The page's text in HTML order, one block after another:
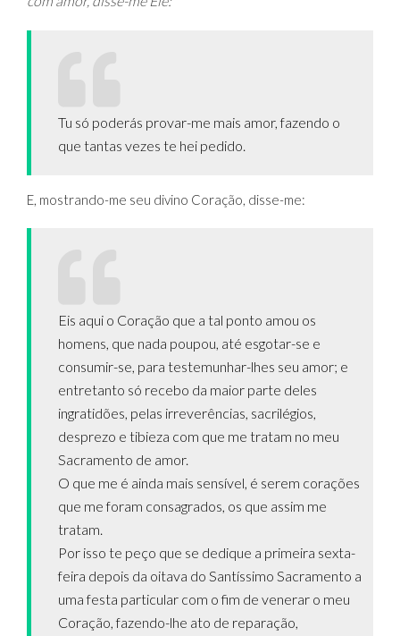
Tu só poderás provar-me mais amor, fazendo o
que tantas vezes te hei pedido.
E, mostrando-me seu divino Coração, disse-me:
Eis aqui o Coração que a tal ponto amou os
homens, que nada poupou, até esgotar-se e
consumir-se, para testemunhar-lhes seu amor; e
entretanto só recebo da maior parte deles
ingratidões, pelas irreverências, sacrilégios,
desprezo e tibieza com que me tratam no meu
Sacramento de amor.
O que me é ainda mais sensível, é serem corações
que me foram consagrados, os que assim me
tratam.
Por isso te peço que se dedique a primeira sexta-
feira depois da oitava do Santíssimo Sacramento a
uma festa particular com o fim de venerar o meu
Coração, fazendo-lhe ato de reparação,